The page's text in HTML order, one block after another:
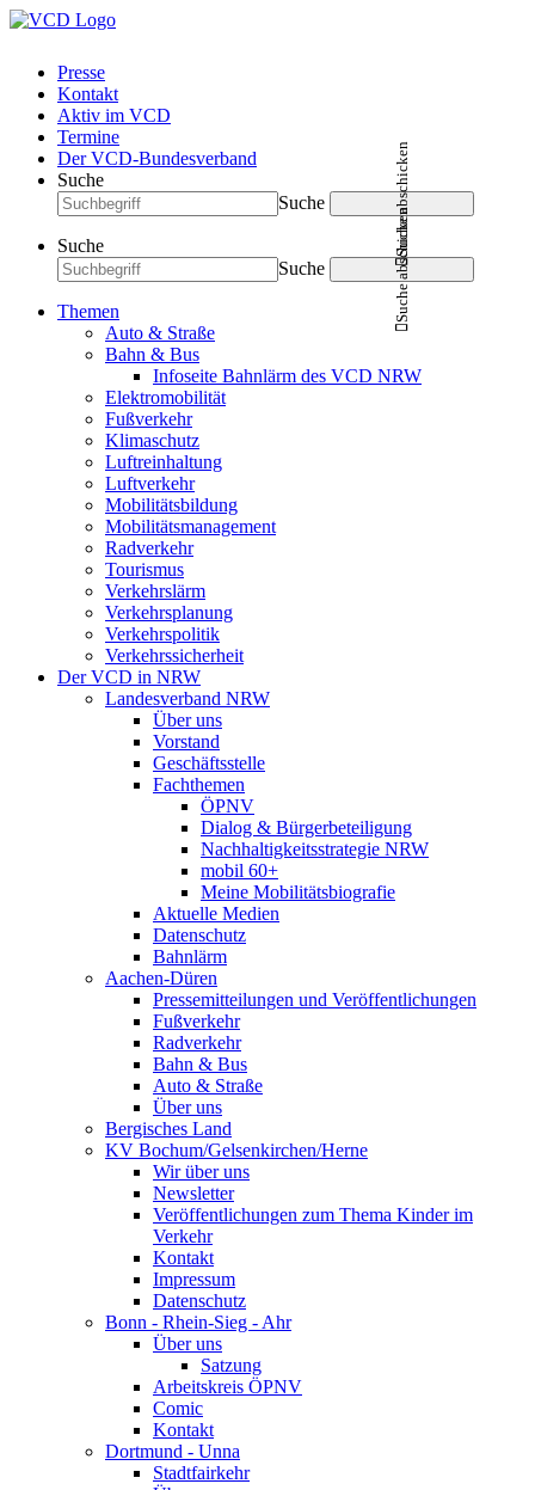
Presse
Kontakt
Aktiv im VCD
Termine
Der VCD-Bundesverband
Suche
Suche
Suche abschicken
Suche
Suche
Suche abschicken
Themen
Auto & Straße
Bahn & Bus
Infoseite Bahnlärm des VCD NRW
Elektromobilität
Fußverkehr
Klimaschutz
Luftreinhaltung
Luftverkehr
Mobilitätsbildung
Mobilitätsmanagement
Radverkehr
Tourismus
Verkehrslärm
Verkehrsplanung
Verkehrspolitik
Verkehrssicherheit
Der VCD in NRW
Landesverband NRW
Über uns
Vorstand
Geschäftsstelle
Fachthemen
ÖPNV
Dialog & Bürgerbeteiligung
Nachhaltigkeitsstrategie NRW
mobil 60+
Meine Mobilitätsbiografie
Aktuelle Medien
Datenschutz
Bahnlärm
Aachen-Düren
Pressemitteilungen und Veröffentlichungen
Fußverkehr
Radverkehr
Bahn & Bus
Auto & Straße
Über uns
Bergisches Land
KV Bochum/Gelsenkirchen/Herne
Wir über uns
Newsletter
Veröffentlichungen zum Thema Kinder im
Verkehr
Kontakt
Impressum
Datenschutz
Bonn - Rhein-Sieg - Ahr
Über uns
Satzung
Arbeitskreis ÖPNV
Comic
Kontakt
Dortmund - Unna
Stadtfairkehr